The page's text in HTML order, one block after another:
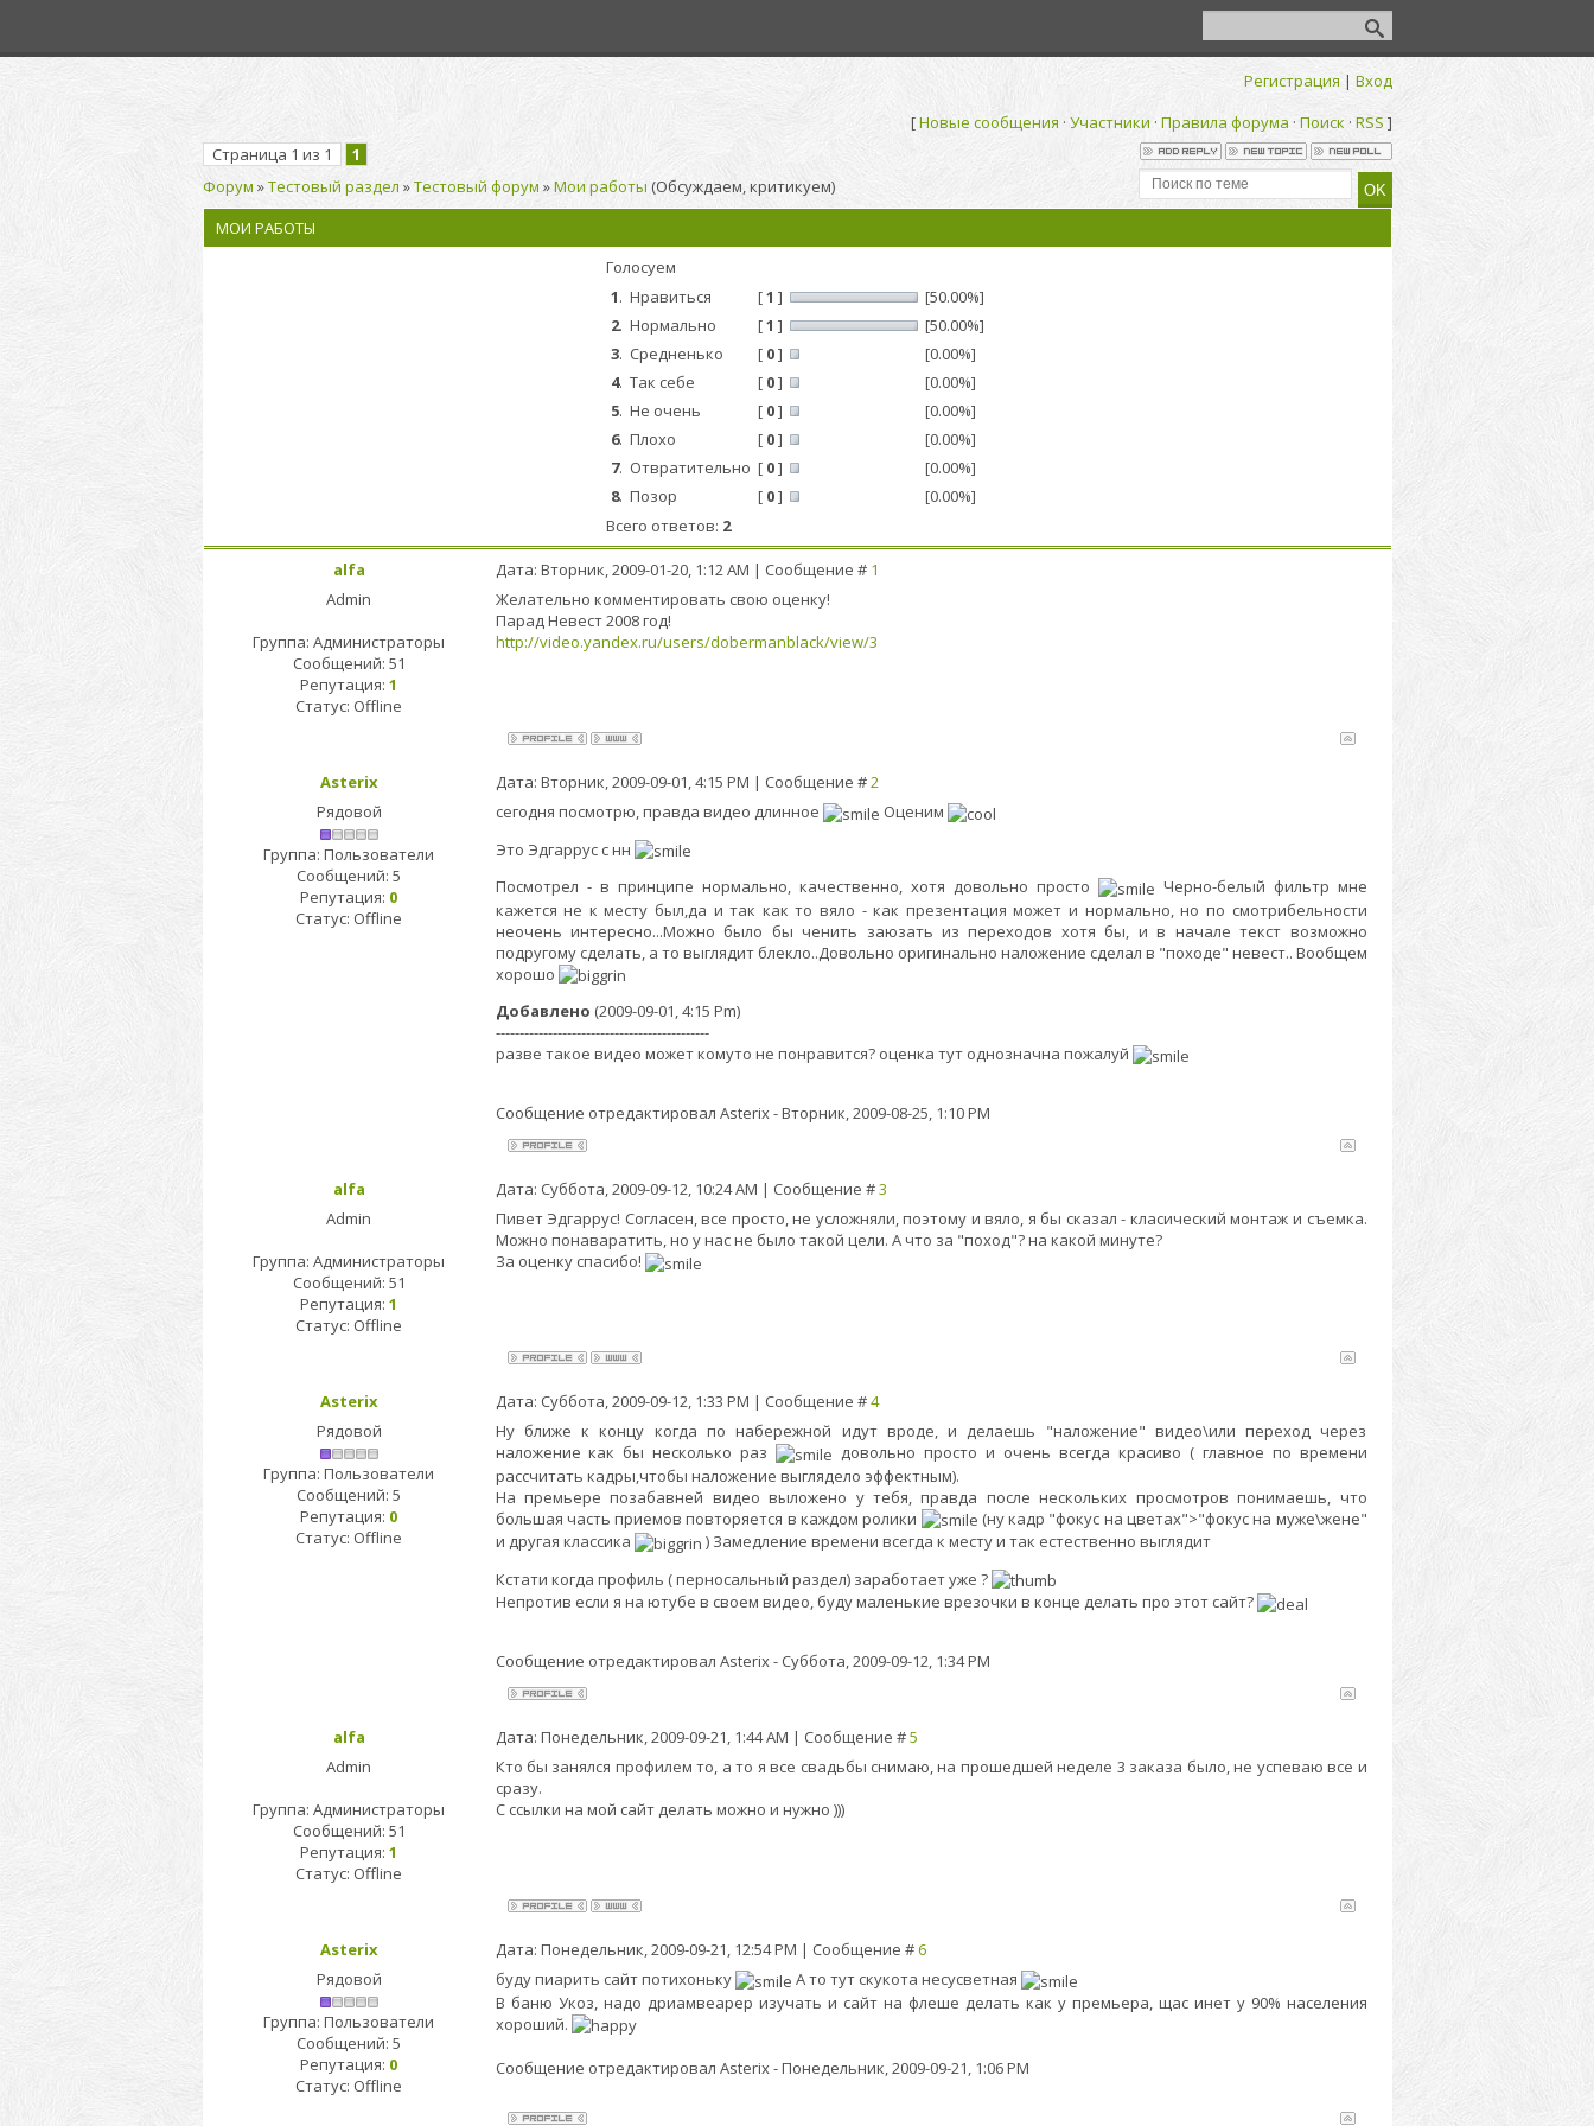
Регистрация | Вход
[Новые сообщения · Участники · Правила форума · Поиск · RSS ]
Страница 1 из 1
1
Форум »Тестовый раздел »Тестовый форум »Мои работы (Обсуждаем, критикуем)
МОИ РАБОТЫ
Голосуем
1. Нравиться [1 ]
[50.00%]
2. Нормально [1 ]
[50.00%]
3. Средненько [ 0]
[0.00%]
4. Так себе [ 0]
[0.00%]
5. Не очень [ 0]
[0.00%]
6. Плохо [ 0]
[0.00%]
7. Отвратительно [ 0]
[0.00%]
8. Позор [ 0]
[0.00%]
Всего ответов: 2
alfa Дата: Вторник, 2009-01-20, 1:12 AM | Сообщение # 1
Admin
Группа: Администраторы
Сообщений: 51
Репутация: 1
Статус: Offline
Желательно комментировать свою оценку!
Парад Невест 2008 год!
http://video.yandex.ru/users/dobermanblack/view/3
Asterix Дата: Вторник, 2009-09-01, 4:15 PM | Сообщение #2
Рядовой
Группа: Пользователи
Сообщений: 5
Репутация: 0
Статус: Offline
сегодня посмотрю, правда видео длинное
Оценим
Это Эдгаррус с нн
Посмотрел - в принципе нормально, качественно, хотя довольно просто
Черно-белый фильтр мне
кажется не к месту был,да и так как то вяло - как презентация может и нормально, но по смотрибельности
неочень интересно...Можно было бы ченить заюзать из переходов хотя бы, и в начале текст возможно
подругому сделать, а то выглядит блекло..Довольно оригинально наложение сделал в "походе" невест.. Вообщем
хорошо
Добавлено (2009-09-01, 4:15 Pm)
---------------------------------------------
разве такое видео может комуто не понравится? оценка тут однозначна пожалуй
Сообщение отредактировал Asterix -Вторник, 2009-08-25, 1:10 PM
alfa Дата: Суббота, 2009-09-12, 10:24 AM | Сообщение #3
Admin
Группа: Администраторы
Сообщений: 51
Репутация: 1
Статус: Offline
Пивет Эдгаррус! Согласен, все просто, не усложняли, поэтому и вяло, я бы сказал - класический монтаж и съемка.
Можно понаваратить, но у нас не было такой цели. А что за "поход"? на какой минуте?
За оценку спасибо!
Asterix Дата: Суббота, 2009-09-12, 1:33 PM | Сообщение #4
Рядовой
Группа: Пользователи
Сообщений: 5
Репутация: 0
Статус: Offline
Ну ближе к концу когда по набережной идут вроде, и делаешь "наложение" видео\или переход через
наложение как бы несколько раз
довольно просто и очень всегда красиво ( главное по времени
рассчитать кадры,чтобы наложение выглядело эффектным).
На премьере позабавней видео выложено у тебя, правда после нескольких просмотров понимаешь, что
большая часть приемов повторяется в каждом ролики
(ну кадр "фокус на цветах">"фокус на муже\жене"
и другая классика
) Замедление времени всегда к месту и так естественно выглядит
Кстати когда профиль ( перносальный раздел) заработает уже ?
Непротив если я на ютубе в своем видео, буду маленькие врезочки в конце делать про этот сайт?
Сообщение отредактировал Asterix - Суббота, 2009-09-12, 1:34 PM
alfa Дата: Понедельник, 2009-09-21, 1:44 AM | Сообщение #5
Admin
Группа: Администраторы
Сообщений: 51
Репутация: 1
Статус: Offline
Кто бы занялся профилем то, а то я все свадьбы снимаю, на прошедшей неделе 3 заказа было, не успеваю все и
сразу.
С ссылки на мой сайт делать можно и нужно )))
Asterix Дата: Понедельник, 2009-09-21, 12:54 PM | Сообщение #6
Рядовой
Группа: Пользователи
Сообщений: 5
Репутация: 0
Статус: Offline
буду пиарить сайт потихоньку
А то тут скукота несусветная
В баню Укоз, надо дриамвеарер изучать и сайт на флеше делать как у премьера, щас инет у 90% населения
хороший.
Сообщение отредактировал Asterix-Понедельник, 2009-09-21, 1:06 PM